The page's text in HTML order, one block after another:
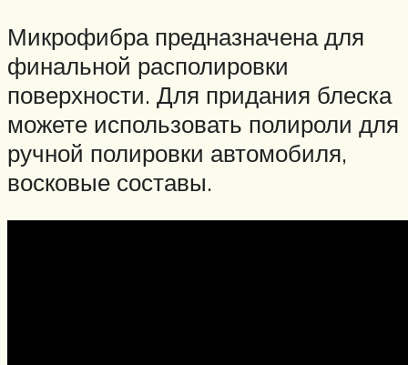
Микрофибра предназначена для
финальной располировки
поверхности. Для придания блеска
можете использовать полироли для
ручной полировки автомобиля,
восковые составы.